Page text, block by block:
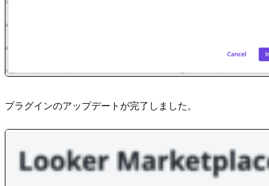
プラグインのアップデートが完了しました。